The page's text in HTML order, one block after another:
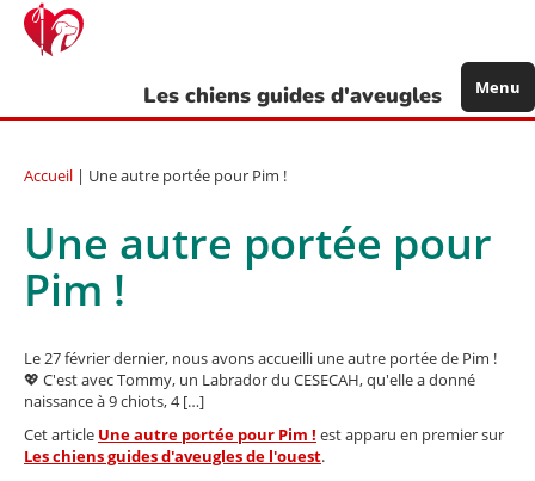
Aller
contenu
Les chiens guides d'aveugles Menu
Accueil | Une autre portée pour Pim !
Une autre portée pour
Pim !
Le 27 février dernier, nous avons accueilli une autre portée de Pim !
💖 C'est avec Tommy, un Labrador du CESECAH, qu'elle a donné
naissance à 9 chiots, 4 […]
Cet article Une autre portée pour Pim ! est apparu en premier sur
Les chiens guides d'aveugles de l'ouest.